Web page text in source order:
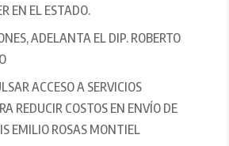
EN EL ESTADO.
ADELANTA EL DIP. ROBERTO
ACCESO A SERVICIOS
REDUCIR COSTOS EN ENVÍO DE
EMILIO ROSAS MONTIEL